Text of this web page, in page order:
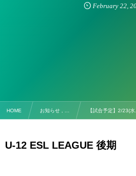
February 22,
HOME お知らせ , … 【試合予定】2/23(
U-12 ESL LEAGUE 後期